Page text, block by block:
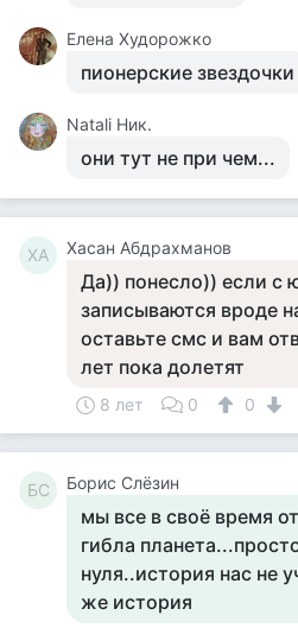
Елена Худорожко
пионерские звездочки
Natali Ник.
они тут не при чем...
ХА Хасан Абдрахманов
Да)) понесло)) если с
записываются вроде
оставьте смс и вам
лет пока долетят
8 лет 0 0
БС Борис Слёзин
мы все в своё время
гибла
нуля..история нас не
же история